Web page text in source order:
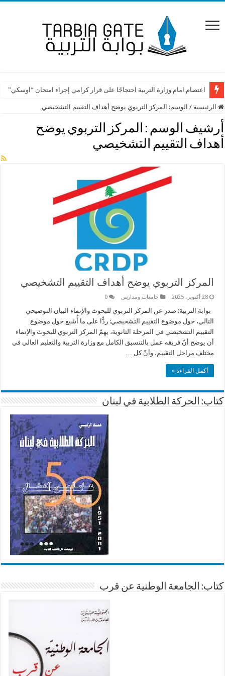
اعتصام امام وزارة التربية احتجاجًا على قرار كرامي إجراء امتحان “اوسكي”
الرئيسية / الوسم: المركز التربوي يوضح أهداف التقييم التشخيصي
أرشيف الوسم : المركز التربوي يوضح
أهداف التقييم التشخيصي
المركز التربوي يوضح أهداف التقييم التشخيصي
28 أكتوبر، 2025 جامعات ومدارس 0
بوابة التربية: صدر عن المركز التربوي للبحوث والإنماء البيان التوضيحي
التالي، حول موضوع التقييم التشخيصي: ردًّا على ما أُشيع حول موضوع
التقييم التشخيصي في المرحلة الثانوية، يهمّ المركز التربوي للبحوث والإنماء
أن يوضح أنّ فريقه عمل بالتنسيق الكامل مع وزارة التربية والتعليم العالي في
مختلف مراحل التقييم، وأنّ كل …
أكمل القراءة »
كتاب: الحركة الطلابية في لبنان
كتاب: الجامعة الوطنية عن قرب